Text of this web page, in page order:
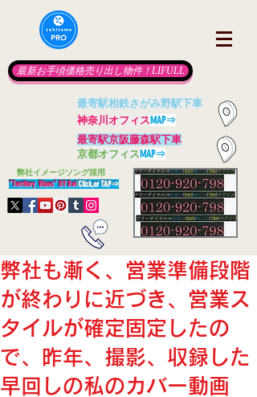
最新お手頃価格売り出し物件！LIFULL
最寄駅相鉄さがみ野駅下車
神奈川オフィス MAP⇒
最寄駅京阪藤森駅下車
京都オフィス MAP⇒
弊社イメージソング採用
"Territory Blues" BY ReiClick,or TAP⇒
弊社も漸く、営業準備段階
が終わりに近づき、営業ス
タイルが確定固定したの
で、昨年、撮影、収録した
早回しの私のカバー動画